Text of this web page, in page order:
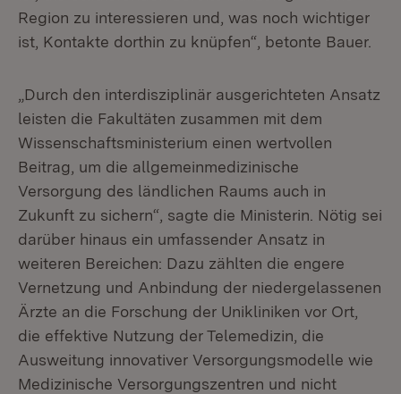
Region zu interessieren und, was noch wichtiger
ist, Kontakte dorthin zu knüpfen“, betonte Bauer.
„Durch den interdisziplinär ausgerichteten Ansatz
leisten die Fakultäten zusammen mit dem
Wissenschaftsministerium einen wertvollen
Beitrag, um die allgemeinmedizinische
Versorgung des ländlichen Raums auch in
Zukunft zu sichern“, sagte die Ministerin. Nötig sei
darüber hinaus ein umfassender Ansatz in
weiteren Bereichen: Dazu zählten die engere
Vernetzung und Anbindung der niedergelassenen
Ärzte an die Forschung der Unikliniken vor Ort,
die effektive Nutzung der Telemedizin, die
Ausweitung innovativer Versorgungsmodelle wie
Medizinische Versorgungszentren und nicht